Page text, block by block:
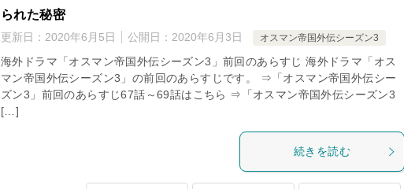
られた秘密
更新日： 2020年6月5日 公開日： 2020年6月3日 オスマン帝国外伝シーズン3
海外ドラマ「オスマン帝国外伝シーズン3」前回のあらすじ 海外ドラマ「オス
マン帝国外伝シーズン3」の前回のあらすじです。 ⇒「オスマン帝国外伝シー
ズン3」前回のあらすじ67話～69話はこちら ⇒「オスマン帝国外伝シーズン3
[…]
続きを読む